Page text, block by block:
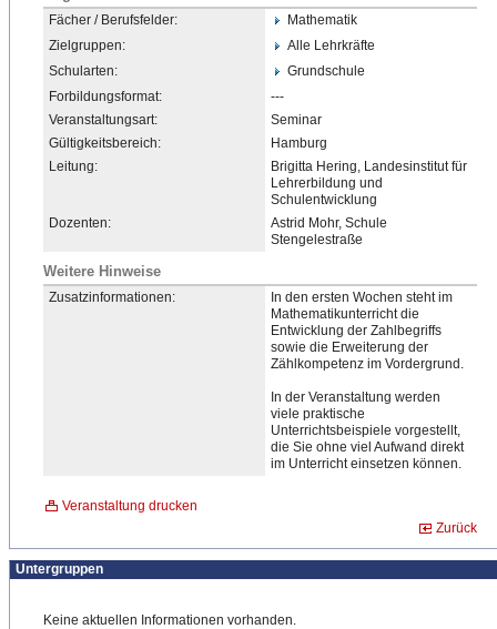
Fächer / Berufsfelder:
Mathematik
Zielgruppen:
Alle Lehrkräfte
Schularten:
Grundschule
Forbildungsformat:
---
Veranstaltungsart:
Seminar
Gültigkeitsbereich:
Hamburg
Leitung:
Brigitta Hering, Landesinstitut für
Lehrerbildung und
Schulentwicklung
Dozenten:
Astrid Mohr, Schule
Stengelestraße
Weitere Hinweise
Zusatzinformationen:
In den ersten Wochen steht im
Mathematikunterricht die
Entwicklung der Zahlbegriffs
sowie die Erweiterung der
Zählkompetenz im Vordergrund.
In der Veranstaltung werden
viele praktische
Unterrichtsbeispiele vorgestellt,
die Sie ohne viel Aufwand direkt
im Unterricht einsetzen können.
Veranstaltung drucken
Zurück
Untergruppen
Keine aktuellen Informationen vorhanden.